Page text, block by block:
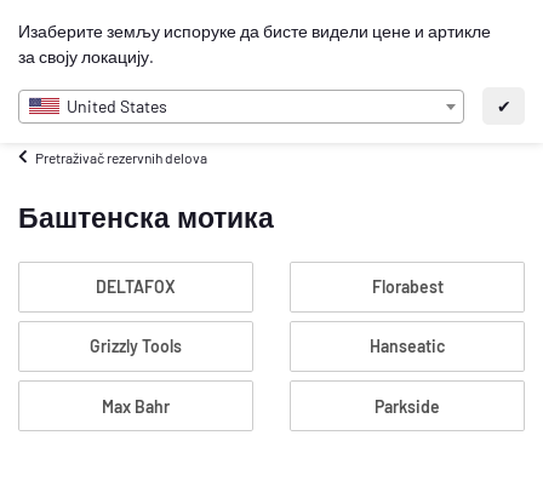
Изаберите земљу испоруке да бисте видели цене и артикле
за своју локацију.
United States ✔
SR
Pretraživač rezervnih delova
Баштенска мотика
DELTAFOX Florabest
Grizzly Tools Hanseatic
Max Bahr Parkside